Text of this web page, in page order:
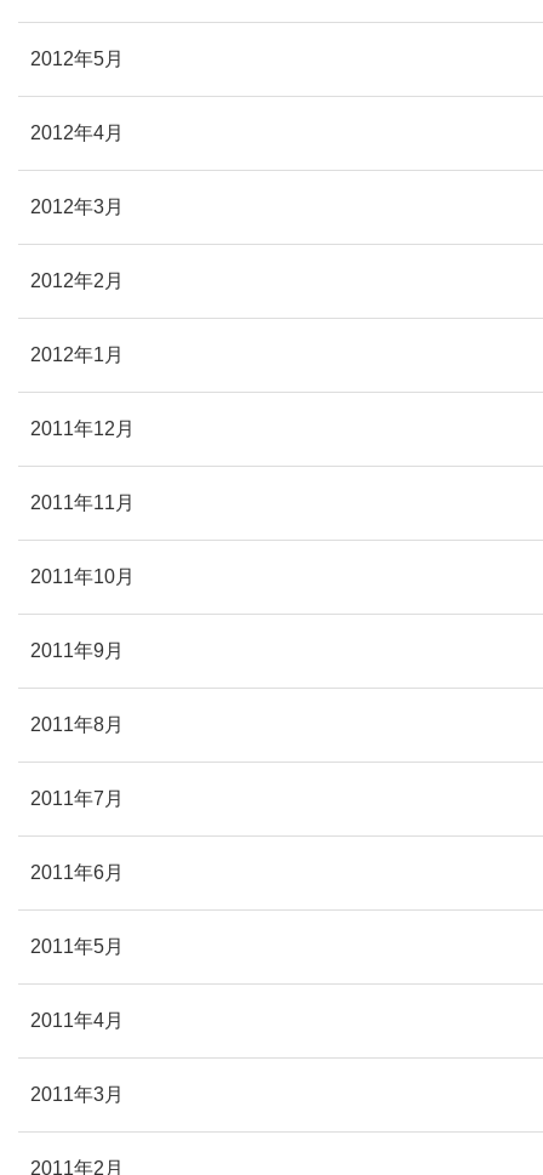
2012年5月
2012年4月
2012年3月
2012年2月
2012年1月
2011年12月
2011年11月
2011年10月
2011年9月
2011年8月
2011年7月
2011年6月
2011年5月
2011年4月
2011年3月
2011年2月